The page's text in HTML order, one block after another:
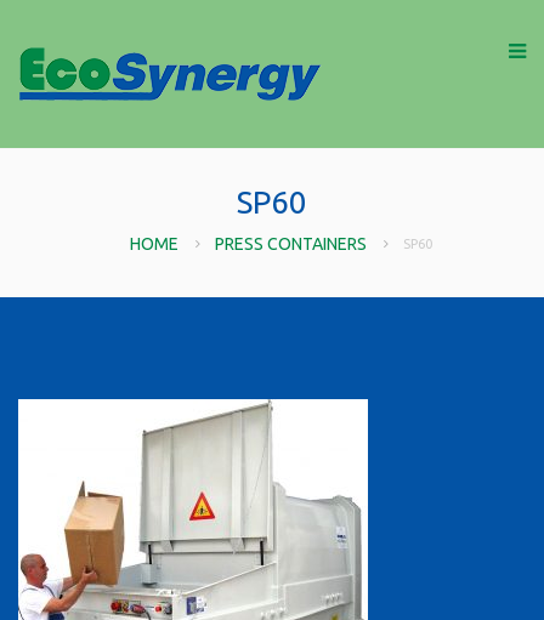
SP60
HOME PRESS CONTAINERS SP60